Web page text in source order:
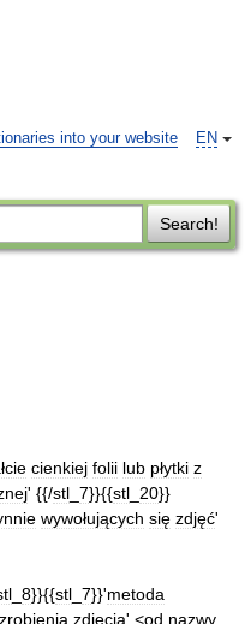
EN
into your website
Search!
cienkiej folii lub płytki z
' {{/stl 7}}{{stl 20}}
wywołujących się zdjęć'
8}}{{stl 7}}'metoda
zrobienia zdjęcia' <od nazwy